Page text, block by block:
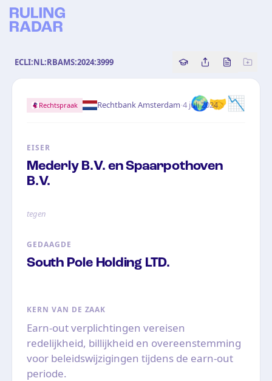
ECLI:NL:RBAMS:2024:3999 Copy source
Share this
Bekijk
🌍🤝📉
Rechtspraak Rechtbank Amsterdam·4 juli 2024
EISER
Mederly B.V. en Spaarpothoven
B.V.
tegen
GEDAAGDE
South Pole Holding LTD.
KERN VAN DE ZAAK
Earn-out verplichtingen vereisen
redelijkheid, billijkheid en overeenstemming
voor beleidswijzigingen tijdens de earn-out
periode.